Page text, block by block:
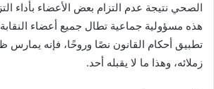
الصحي نتيجة عدم التزام بعض الأعضاء بأداء
هذه مسؤولية جماعية تطال جميع أعضاء
تطبيق أحكام القانون نصًا وروحًا، فإنه يمارس
زملائه، وهذا ما لا يقبله أحد.